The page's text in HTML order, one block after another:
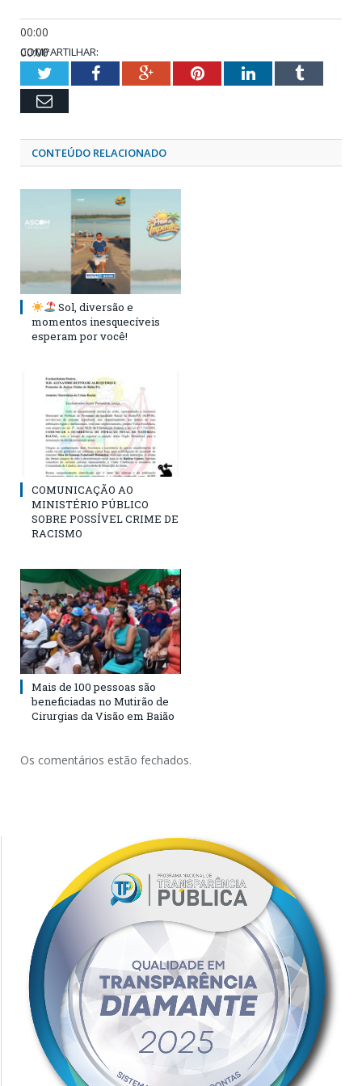
00:00
00:00
05:27
COMPARTILHAR:
TwitterFacebookGoogle+PinterestLinkedInTumblr
Email
CONTEÚDO RELACIONADO
Sol, diversão e
momentos inesquecíveis
esperam por você!
COMUNICAÇÃO AO
MINISTÉRIO PÚBLICO
SOBRE POSSÍVEL CRIME DE
RACISMO
Mais de 100 pessoas são
beneficiadas no Mutirão de
Cirurgias da Visão em Baião
Os comentários estão fechados.